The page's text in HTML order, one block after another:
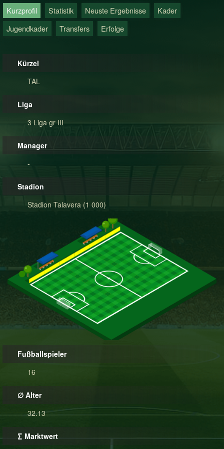
Kurzprofil Statistik Neuste Ergebnisse
Kader
Jugendkader
Transfers Erfolge
Kürzel
TAL
Liga
3 Liga gr III
Manager
-
Stadion
Stadion Talavera (1 000)
Fußballspieler
16
∅ Alter
32.13
∑ Marktwert